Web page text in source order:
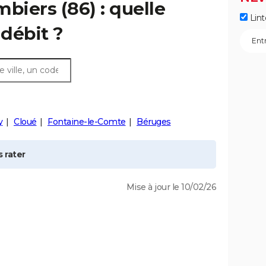
(86) : quelle
?
Cloué Fontaine-le-Comte Béruges
rater
Mise à jour le 10/02/26